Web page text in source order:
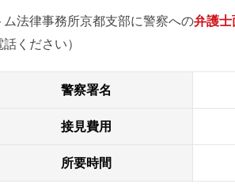
ム法律事務所京都支部に警察への弁護士
話ください）
警察署名
接見費用
所要時間